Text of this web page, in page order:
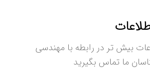
بیش تر در رابطه با مهندسی
ما تماس بگیرید